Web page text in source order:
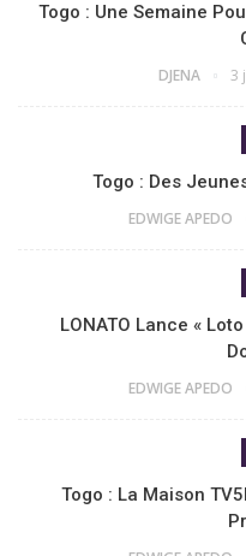
Togo : Une Semaine
DJENA 3
Togo : Des
EDWIGE APEDO
LONATO Lance «
EDWIGE APEDO
Togo : La Maison